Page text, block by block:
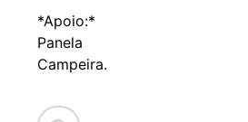
*Apoio:*
Panela
Campeira.